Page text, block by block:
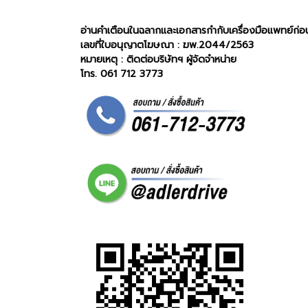
อ่านคำเตือนในฉลากและเอกสารกำกับเครื่องมือแพทย์ก่อ
เลขที่ใบอนุญาตโฆษณา : ฆพ.2044/2563
หมายเหตุ : ติดต่อบริษัทฯ ผู้จัดจำหน่าย
โทร. 061 712 3773